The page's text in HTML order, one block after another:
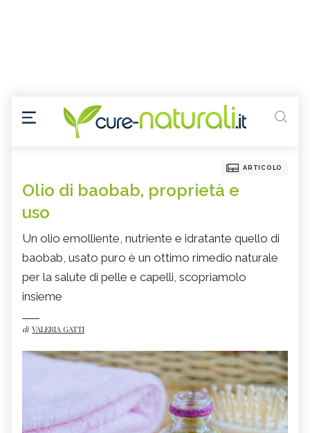
ARTICOLO
Olio di baobab, proprietà e
uso
Un olio emolliente, nutriente e idratante quello di
baobab, usato puro è un ottimo rimedio naturale
per la salute di pelle e capelli, scopriamolo
insieme
di VALERIA GATTI